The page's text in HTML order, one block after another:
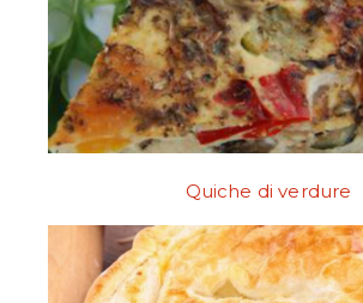
Quiche di verdure